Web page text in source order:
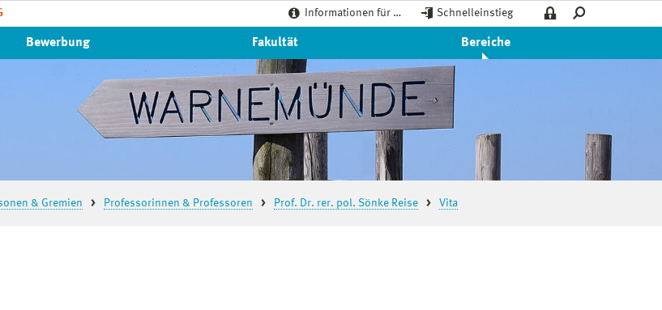
Informationen für … Schnelleinstieg
Bewerbung Fakultät Bereiche
& Gremien Professorinnen & Professoren Prof. Dr. rer. pol. Sönke Reise Vita